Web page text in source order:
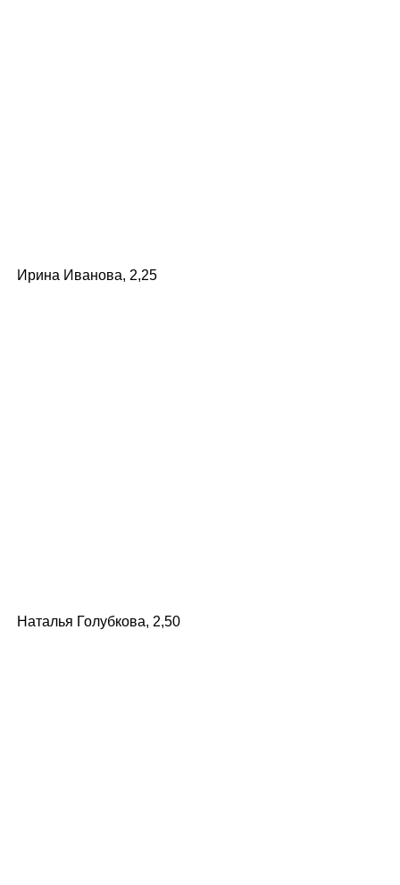
Ирина Иванова, 2,25
Наталья Голубкова, 2,50